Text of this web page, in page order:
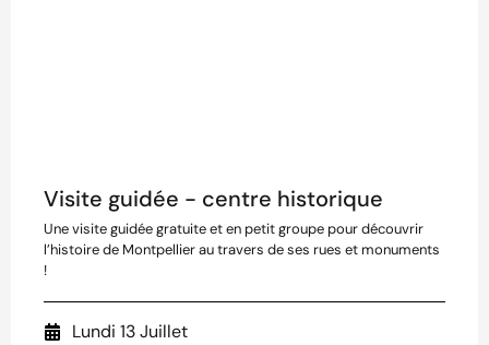
Visite guidée - centre historique
Une visite guidée gratuite et en petit groupe pour découvrir
l’histoire de Montpellier au travers de ses rues et monuments
!
Lundi 13 Juillet